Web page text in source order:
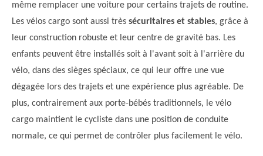
même remplacer une voiture pour certains trajets de routine.
Les vélos cargo sont aussi très sécuritaires et stables, grâce à
leur construction robuste et leur centre de gravité bas. Les
enfants peuvent être installés soit à l'avant soit à l'arrière du
vélo, dans des sièges spéciaux, ce qui leur offre une vue
dégagée lors des trajets et une expérience plus agréable. De
plus, contrairement aux porte-bébés traditionnels, le vélo
cargo maintient le cycliste dans une position de conduite
normale, ce qui permet de contrôler plus facilement le vélo.